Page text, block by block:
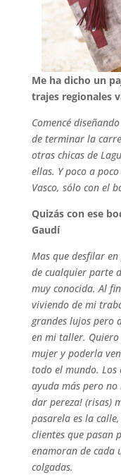
Me ha dicho un
trajes regionales
Comencé
de terminar la
otras chicas de
ellas. Y poco a
Vasco, sólo con el
Quizás con ese
Gaudí
Mas que desfilar
de cualquier parte
muy conocida. Al
viviendo de mi
grandes lujos pero
en mi taller.
mujer y poderla
todo el mundo. Los
ayuda más pero no
dar pereza! (risas)
pasarela es la
clientes que pasan
enamoran de cada
colgadas.